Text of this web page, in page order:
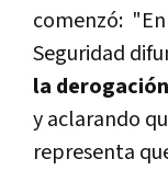
comenzó:
Seguridad
la
y aclarando
representa